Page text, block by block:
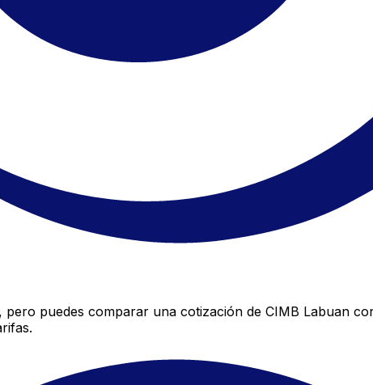
puedes comparar una cotización de CIMB Labuan